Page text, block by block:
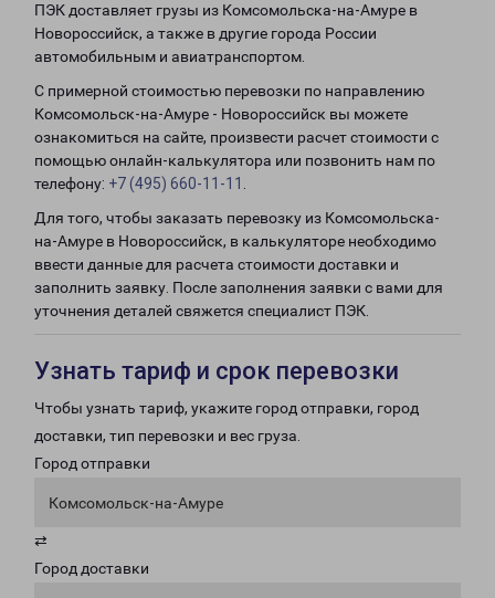
ПЭК доставляет грузы из Комсомольска-на-Амуре в
Новороссийск, а также в другие города России
автомобильным и авиатранспортом.
С примерной стоимостью перевозки по направлению
Комсомольск-на-Амуре - Новороссийск вы можете
ознакомиться на сайте, произвести расчет стоимости с
помощью онлайн-калькулятора или позвонить нам по
телефону: +7 (495) 660-11-11
Для того, чтобы заказать перевозку из Комсомольска-
на-Амуре в Новороссийск, в калькуляторе необходимо
ввести данные для расчета стоимости доставки и
заполнить заявку. После заполнения заявки с вами для
уточнения деталей свяжется специалист ПЭК.
Узнать тариф и срок перевозки
Чтобы узнать тариф, укажите город отправки, город
доставки, тип перевозки и вес груза.
Город отправки
Комсомольск-на-Амуре
⇄
Город доставки